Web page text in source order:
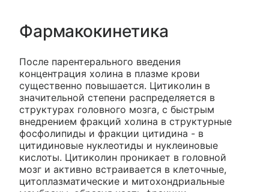
Фармакокинетика
После парентерального введения
концентрация холина в плазме крови
существенно повышается. Цитиколин в
значительной степени распределяется в
структурах головного мозга, с быстрым
внедрением фракций холина в структурные
фосфолипиды и фракции цитидина - в
цитидиновые нуклеотиды и нуклеиновые
кислоты. Цитиколин проникает в головной
мозг и активно встраивается в клеточные,
цитоплазматические и митохондриальные